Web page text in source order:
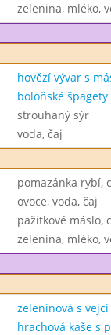
zelenina, mléko,
hovězí vývar s
boloňské špagety
strouhaný sýr
voda, čaj
pomazánka rybí,
ovoce, voda, čaj
pažitkové máslo,
zelenina, mléko,
zeleninová s vejci
hrachová kaše s